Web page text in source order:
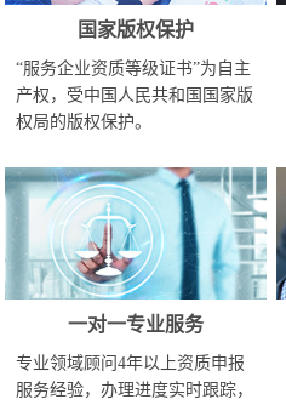
国家版权保护
“服务企业资质等级证书”为自主
产权，受中国人民共和国国家版
权局的版权保护。
一对一专业服务
专业领域顾问4年以上资质申报
服务经验，办理进度实时跟踪，